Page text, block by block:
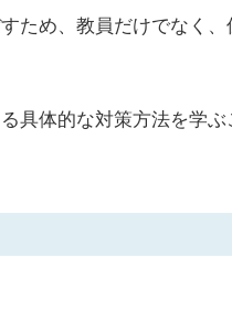
ため、教員だけでなく、
具体的な対策方法を学ぶ